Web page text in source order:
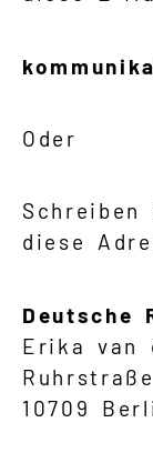
Oder
diese
Deutsche
Erika van
10709